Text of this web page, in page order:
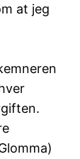
at jeg